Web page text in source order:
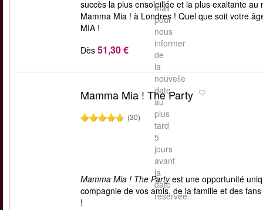
mail
pour
nous
informer
de
la
nouvelle
date
au
plus
tard
5
jours
avant
la
date
réservée.
succès la plus ensoleillée et la plus exaltante
Mamma Mia ! à Londres ! Quel que soit votre
MIA !
Dès 51,30 €
Mamma Mia ! The Party
(30)
Mamma Mia ! The Partyest une opportunité
compagnie de vos amis, de la famille et des
!